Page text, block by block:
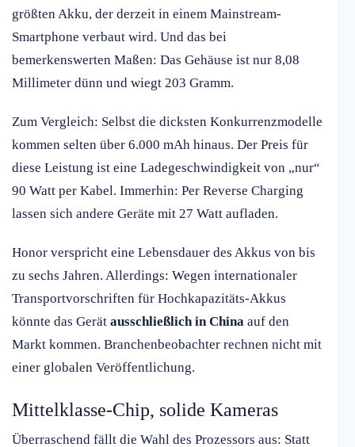
größten Akku, der derzeit in einem Mainstream-
Smartphone verbaut wird. Und das bei
bemerkenswerten Maßen: Das Gehäuse ist nur 8,08
Millimeter dünn und wiegt 203 Gramm.
Zum Vergleich: Selbst die dicksten Konkurrenzmodelle
kommen selten über 6.000 mAh hinaus. Der Preis für
diese Leistung ist eine Ladegeschwindigkeit von „nur“
90 Watt per Kabel. Immerhin: Per Reverse Charging
lassen sich andere Geräte mit 27 Watt aufladen.
Honor verspricht eine Lebensdauer des Akkus von bis
zu sechs Jahren. Allerdings: Wegen internationaler
Transportvorschriften für Hochkapazitäts-Akkus
könnte das Gerät ausschließlich in China auf den
Markt kommen. Branchenbeobachter rechnen nicht mit
einer globalen Veröffentlichung.
Mittelklasse-Chip, solide Kameras
Überraschend fällt die Wahl des Prozessors aus: Statt